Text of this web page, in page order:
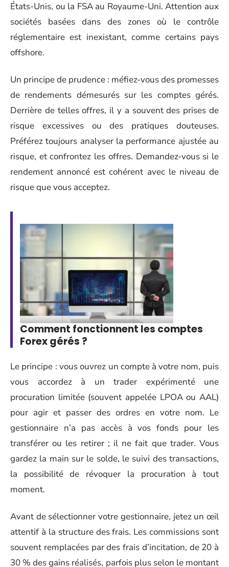
États-Unis, ou la FSA au Royaume-Uni. Attention aux
sociétés basées dans des zones où le contrôle
réglementaire est inexistant, comme certains pays
offshore.
Un principe de prudence : méfiez-vous des promesses
de rendements démesurés sur les comptes gérés.
Derrière de telles offres, il y a souvent des prises de
risque excessives ou des pratiques douteuses.
Préférez toujours analyser la performance ajustée au
risque, et confrontez les offres. Demandez-vous si le
rendement annoncé est cohérent avec le niveau de
risque que vous acceptez.
Comment fonctionnent les comptes
Forex gérés ?
Le principe : vous ouvrez un compte à votre nom, puis
vous accordez à un trader expérimenté une
procuration limitée (souvent appelée LPOA ou AAL)
pour agir et passer des ordres en votre nom. Le
gestionnaire n’a pas accès à vos fonds pour les
transférer ou les retirer ; il ne fait que trader. Vous
gardez la main sur le solde, le suivi des transactions,
la possibilité de révoquer la procuration à tout
moment.
Avant de sélectionner votre gestionnaire, jetez un œil
attentif à la structure des frais. Les commissions sont
souvent remplacées par des frais d’incitation, de 20 à
30 % des gains réalisés, parfois plus selon le montant